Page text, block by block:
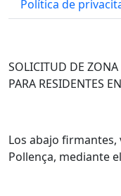
Política de
SOLICITUD DE ZONA
PARA RESIDENTES
Los abajo firmantes,
Pollença, mediante